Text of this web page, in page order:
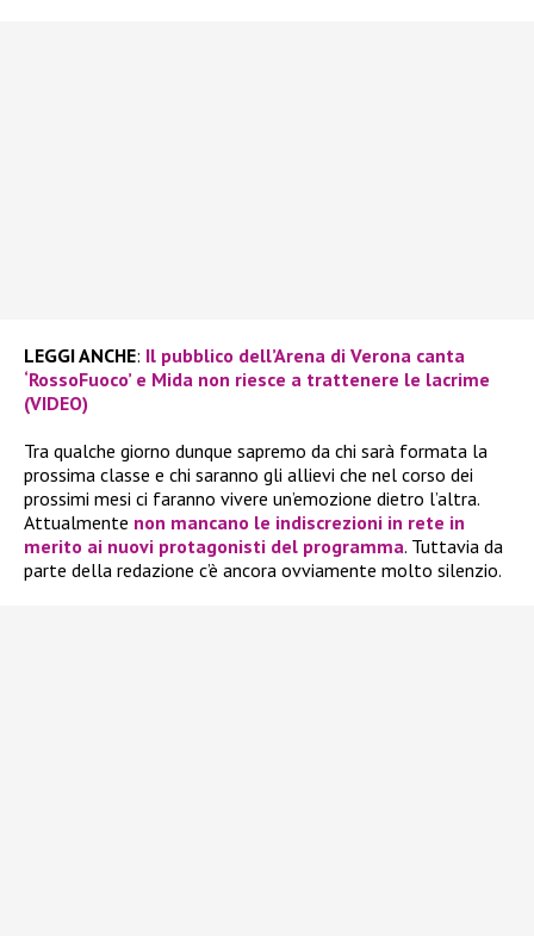
LEGGI ANCHE: Il pubblico dell’Arena di Verona canta
‘RossoFuoco’ e Mida non riesce a trattenere le lacrime
(VIDEO)
Tra qualche giorno dunque sapremo da chi sarà formata la
prossima classe e chi saranno gli allievi che nel corso dei
prossimi mesi ci faranno vivere un’emozione dietro l’altra.
Attualmente non mancano le indiscrezioni in rete in
merito ai nuovi protagonisti del programma. Tuttavia da
parte della redazione c’è ancora ovviamente molto silenzio.